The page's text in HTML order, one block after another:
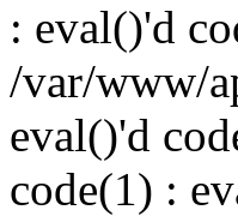
: eval()'d
/var/www/
eval()'d
code(1) :